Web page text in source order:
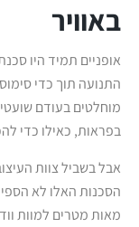
באוויר
אופניים תמיד היו
התנועה תוך כדי
בפראות, כאילו כדי
אבל בשביל צוות
הסכנות האלו לא
מאות מטרים למוות